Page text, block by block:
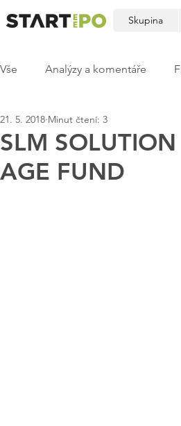
Skupina
Vše Analýzy a komentáře
SLM
AGE FUND
21. 5. 2018 Minut čtení: 3